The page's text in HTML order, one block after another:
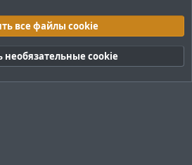
Русский (RU)
и правила
Помощь
R
все файлы cookie
необязательные cookie